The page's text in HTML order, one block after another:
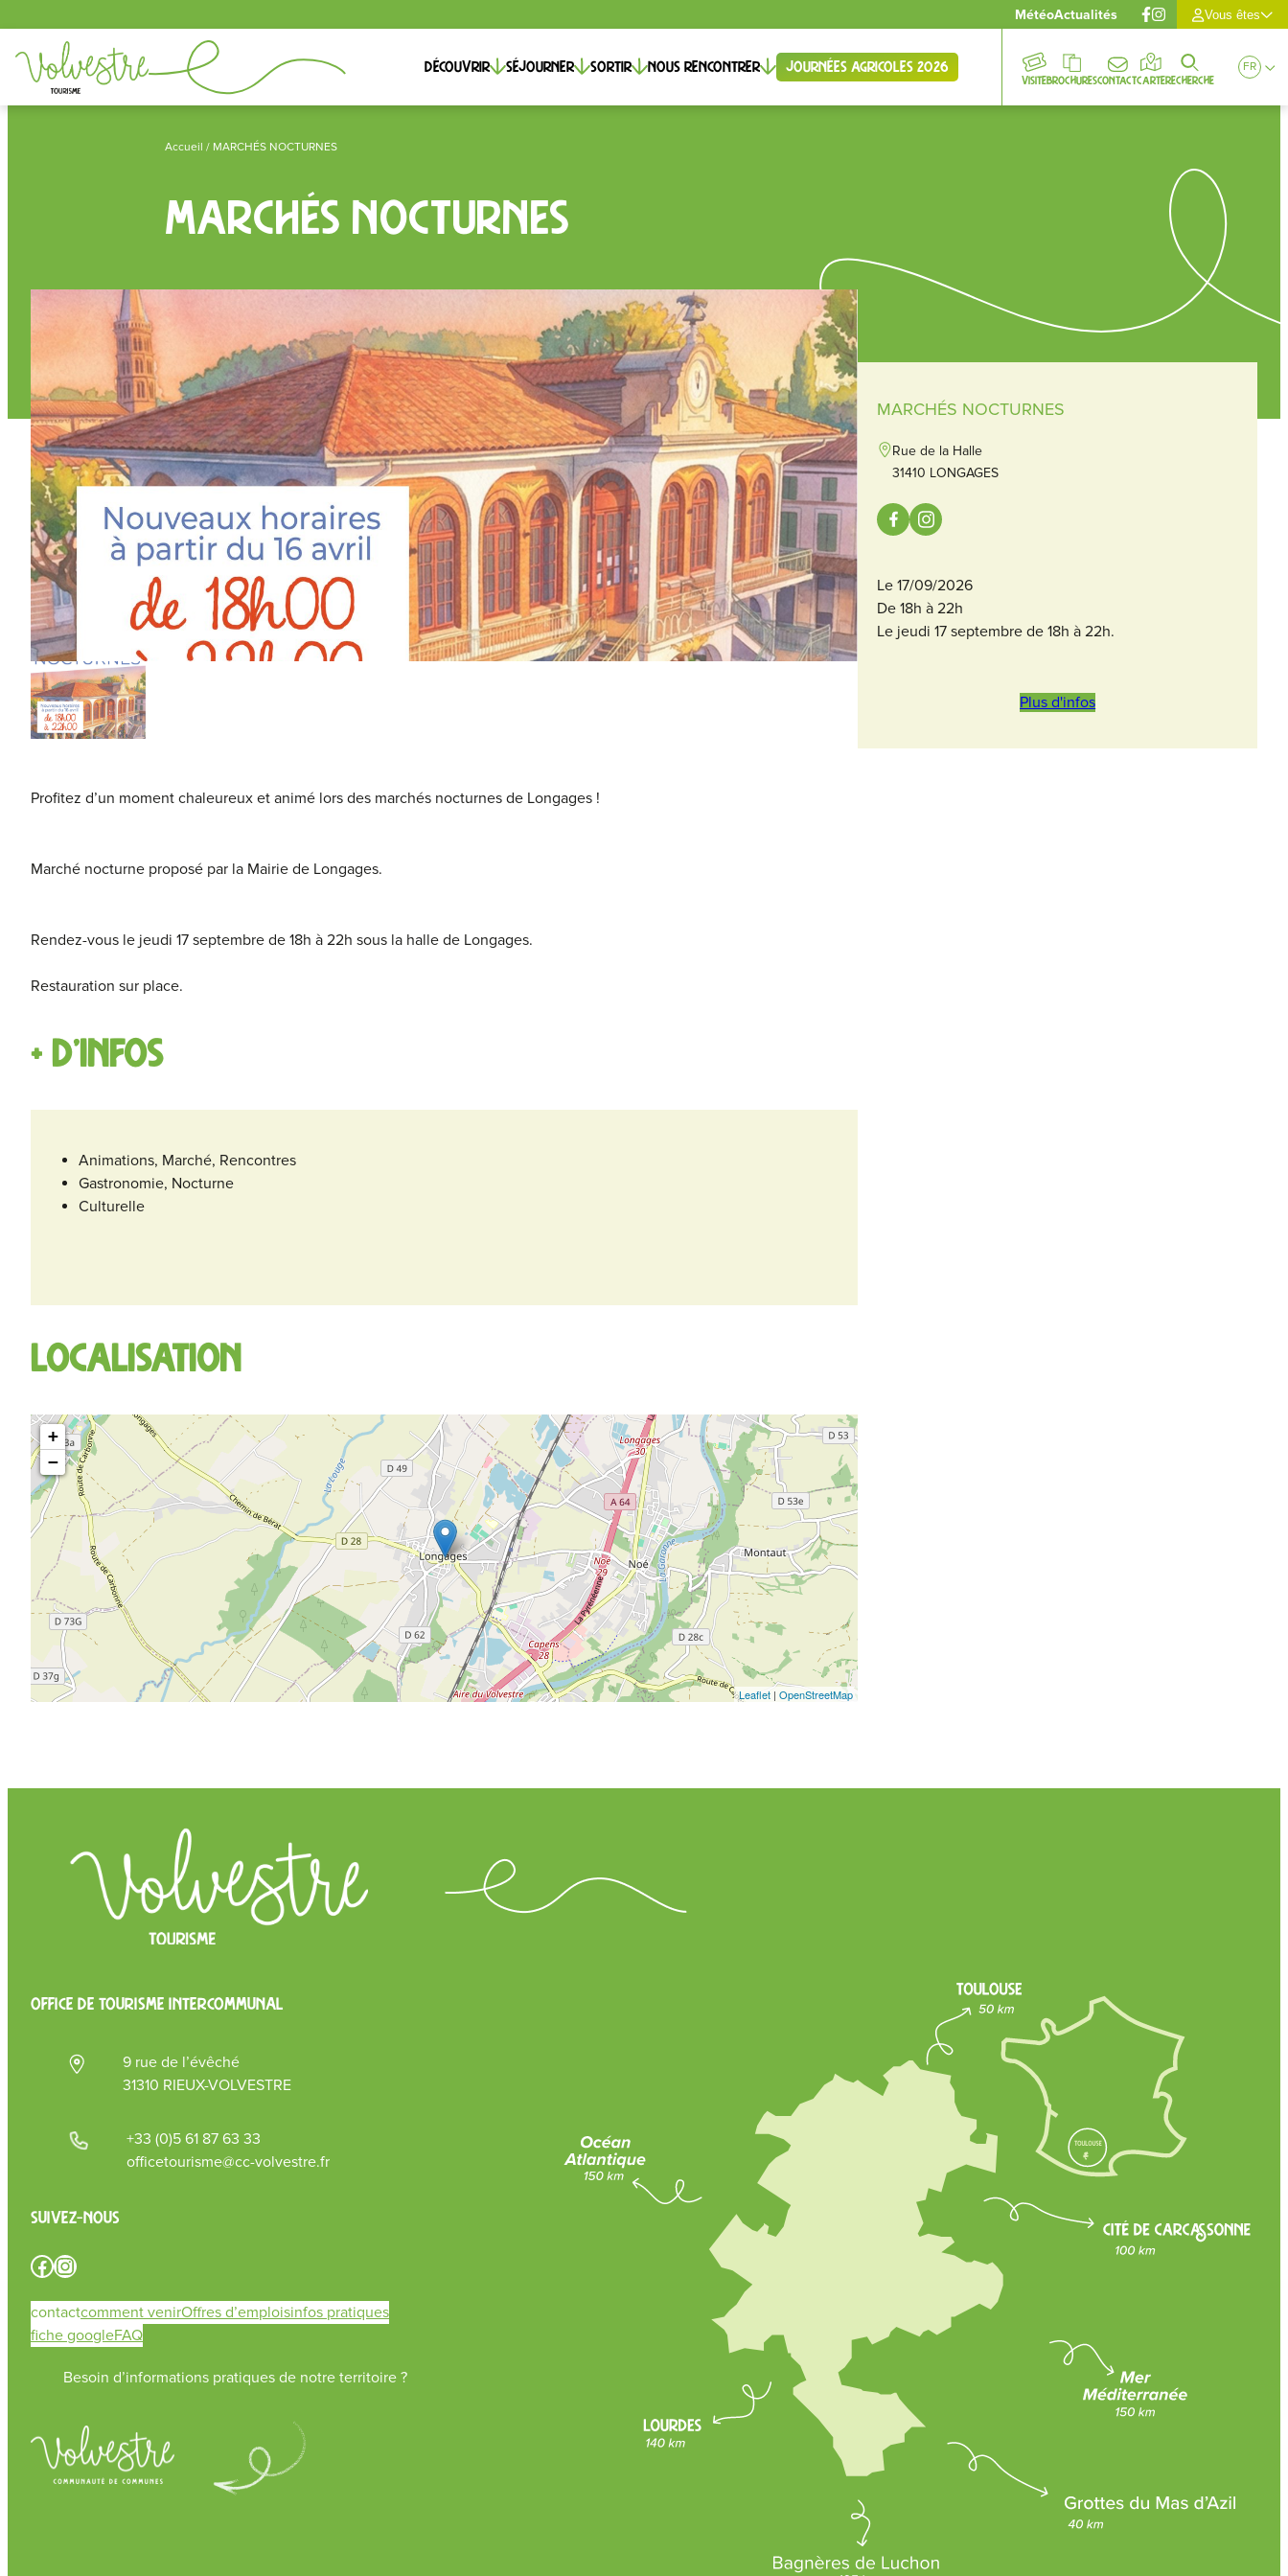
MétéoActualités Vous êtes
Découvrir Séjourner Sortir Nous rencontrer Journées Agricoles 2026
VisiteBrochuresContactCarteRecherche
FR
Accueil / MARCHÉS NOCTURNES
MARCHÉS NOCTURNES
Profitez d’un moment chaleureux et animé lors des marchés nocturnes de Longages !
Marché nocturne proposé par la Mairie de Longages.
Rendez-vous le jeudi 17 septembre de 18h à 22h sous la halle de Longages.
Restauration sur place.
+ d'infos
Animations, Marché, Rencontres
Gastronomie, Nocturne
Culturelle
Localisation
+
−
Leaflet |OpenStreetMap
MARCHÉS NOCTURNES
Rue de la Halle
31410 LONGAGES
Le 17/09/2026
De 18h à 22h
Le jeudi 17 septembre de 18h à 22h.
Plus d'infos
OFFICE DE TOURISME INTERCOMMUNAL
9 rue de l’évêché
31310 RIEUX-VOLVESTRE
+33 (0)5 61 87 63 33
officetourisme@cc-volvestre.fr
Suivez-nous
Facebook Instagram
contactcomment venirOffres d’emploisinfos pratiques
fiche googleFAQ
Besoin d’informations pratiques de notre territoire ?